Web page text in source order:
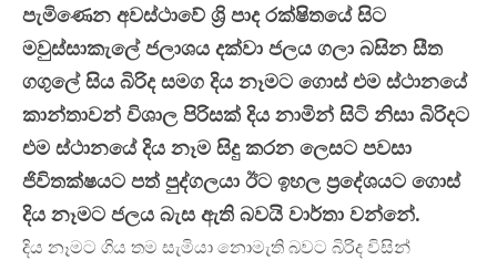
පැමිණෙන අවස්ථාවේ ශ්‍රි පාද රක්ෂිතයේ සිට
මවුස්සාකැලේ ජලාශය දක්වා ජලය ගලා බසින සීත
ගගුලේ සිය බිරිද සමග දිය නෑමට ගොස් එම ස්ථානයේ
කාන්තාවන් විශාල පිරිසක් දිය නාමින් සිටි නිසා බිරිදට
එම ස්ථානයේ දිය නෑම සිදු කරන ලෙසට පවසා
ජිවිතක්ෂයට පත් පුද්ගලයා ඊට ඉහල ප්‍රදේශයට ගොස්
දිය නෑමට ජලය බැස ඇති බවයි වාර්තා වන්නේ.
දිය නෑමට ගිය තම සැමියා නොමැති බවට බිරිද විසින්